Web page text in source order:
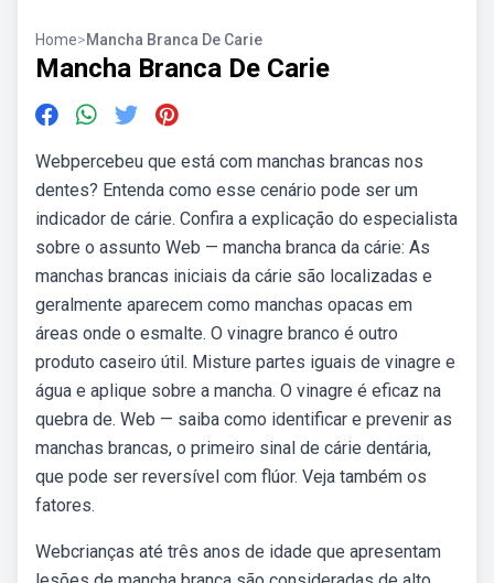
Home>Mancha Branca De Carie
Mancha Branca De Carie
Webpercebeu que está com manchas brancas nos
dentes? Entenda como esse cenário pode ser um
indicador de cárie. Confira a explicação do especialista
sobre o assunto Web — mancha branca da cárie: As
manchas brancas iniciais da cárie são localizadas e
geralmente aparecem como manchas opacas em
áreas onde o esmalte. O vinagre branco é outro
produto caseiro útil. Misture partes iguais de vinagre e
água e aplique sobre a mancha. O vinagre é eficaz na
quebra de. Web — saiba como identificar e prevenir as
manchas brancas, o primeiro sinal de cárie dentária,
que pode ser reversível com flúor. Veja também os
fatores.
Webcrianças até três anos de idade que apresentam